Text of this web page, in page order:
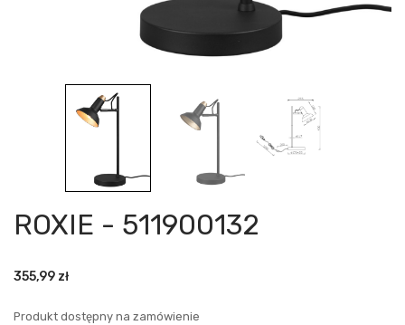
ROXIE - 511900132
355,99 zł
Produkt dostępny na zamówienie